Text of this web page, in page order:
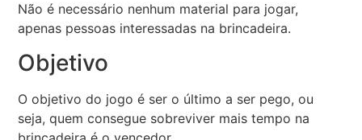
Não é necessário nenhum material para jogar,
apenas pessoas interessadas na brincadeira.
Objetivo
O objetivo do jogo é ser o último a ser pego, ou
seja, quem consegue sobreviver mais tempo na